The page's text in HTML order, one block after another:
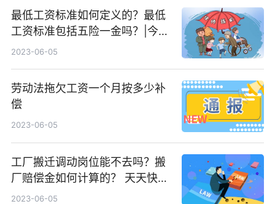
最低工资标准如何定义的？最低
工资标准包括五险一金吗？|今热
点
2023-06-05
劳动法拖欠工资一个月按多少补
偿
2023-06-05
工厂搬迁调动岗位能不去吗？搬
厂赔偿金如何计算的？ 天天快消
息
2023-06-05